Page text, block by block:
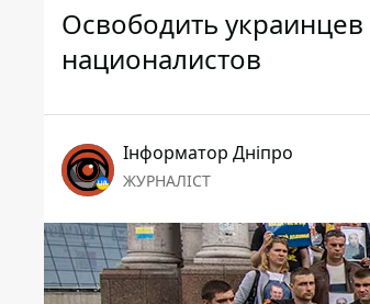
Освободить
националистов
Інформатор Дніпро
ЖУРНАЛІСТ